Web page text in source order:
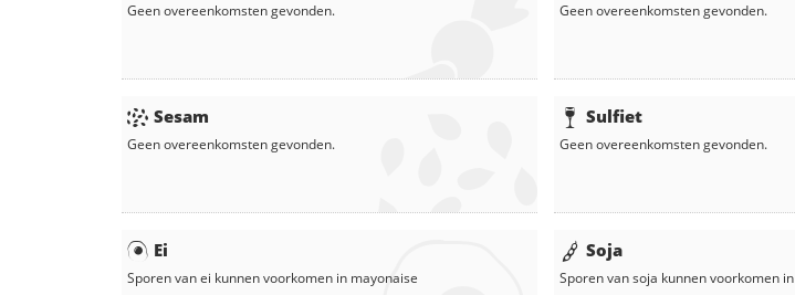
Geen overeenkomsten gevonden.
Sesam
Geen overeenkomsten gevonden.
Ei
Sporen van ei kunnen voorkomen in mayonaise
Geen overeenkomsten gevonden.
Sulfiet
Geen overeenkomsten gevonden.
Soja
Sporen van soja kunnen voorkomen in